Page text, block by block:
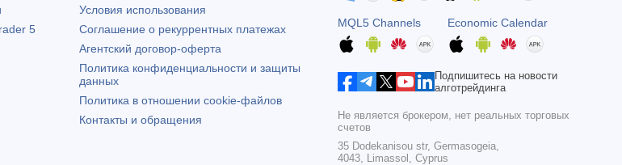
5
Условия использования
Соглашение о рекуррентных платежах
Агентский договор-оферта
Политика конфиденциальности и защиты
данных
Политика в отношении cookie-файлов
Контакты и обращения
MQL5 Channels Economic Calendar
Подпишитесь на новости
алготрейдинга
Не является брокером, нет реальных торговых
счетов
35 Dodekanisou str, Germasogeia,
4043, Limassol, Cyprus